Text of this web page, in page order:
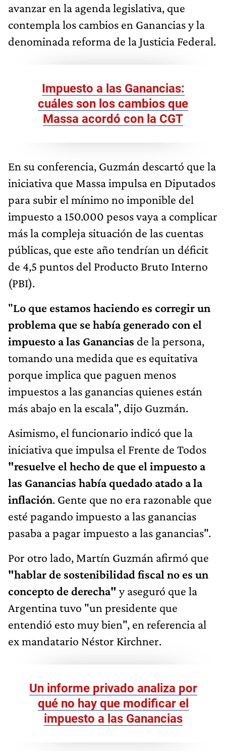
avanzar en la agenda legislativa, que
contempla los cambios en Ganancias y la
denominada reforma de la Justicia Federal.
Impuesto a las Ganancias:
cuáles son los cambios que
Massa acordó con la CGT
En su conferencia, Guzmán descartó que la
iniciativa que Massa impulsa en Diputados
para subir el mínimo no imponible del
impuesto a 150.000 pesos vaya a complicar
más la compleja situación de las cuentas
públicas, que este año tendrían un déficit
de 4,5 puntos del Producto Bruto Interno
(PBI).
"Lo que estamos haciendo es corregir un
problema que se había generado con el
impuesto a las Ganancias de la persona,
tomando una medida que es equitativa
porque implica que paguen menos
impuestos a las ganancias quienes están
más abajo en la escala", dijo Guzmán.
Asimismo, el funcionario indicó que la
iniciativa que impulsa el Frente de Todos
"resuelve el hecho de que el impuesto a
las Ganancias había quedado atado a la
inflación. Gente que no era razonable que
esté pagando impuesto a las ganancias
pasaba a pagar impuesto a las ganancias".
Por otro lado, Martín Guzmán afirmó que
"hablar de sostenibilidad fiscal no es un
concepto de derecha" y aseguró que la
Argentina tuvo "un presidente que
entendió esto muy bien", en referencia al
ex mandatario Néstor Kirchner.
Un informe privado analiza por
qué no hay que modificar el
impuesto a las Ganancias